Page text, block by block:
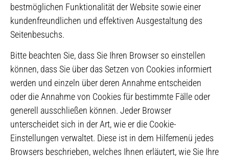
bestmöglichen Funktionalität der Website sowie einer
kundenfreundlichen und effektiven Ausgestaltung des
Seitenbesuchs.
Bitte beachten Sie, dass Sie Ihren Browser so einstellen
können, dass Sie über das Setzen von Cookies informiert
werden und einzeln über deren Annahme entscheiden
oder die Annahme von Cookies für bestimmte Fälle oder
generell ausschließen können. Jeder Browser
unterscheidet sich in der Art, wie er die Cookie-
Einstellungen verwaltet. Diese ist in dem Hilfemenü jedes
Browsers beschrieben, welches Ihnen erläutert, wie Sie Ihre